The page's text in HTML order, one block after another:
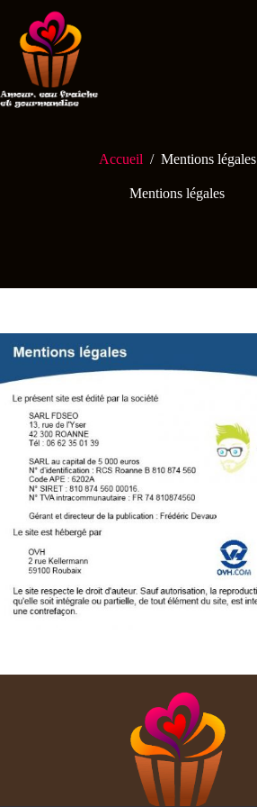
contenu
Accueil / Mentions légales
Mentions légales